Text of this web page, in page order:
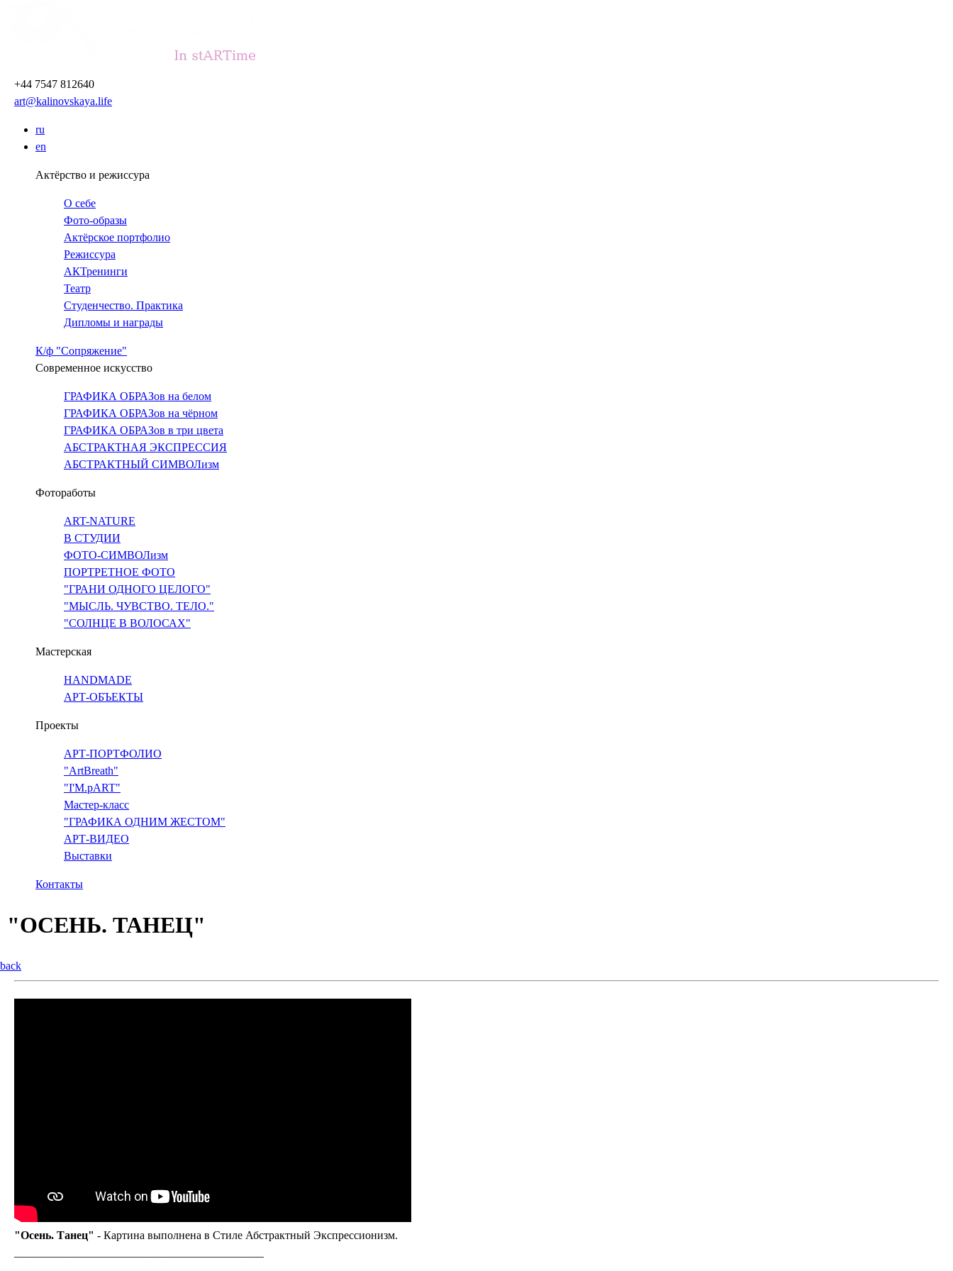
+44 7547 812640
art@kalinovskaya.life
ru
en
Актёрство и режиссура
О себе
Фото-образы
Актёрское портфолио
Режиссура
АКТренинги
Театр
Студенчество. Практика
Дипломы и награды
К/ф "Сопряжение"
Современное искусство
ГРАФИКА ОБРАЗов на белом
ГРАФИКА ОБРАЗов на чёрном
ГРАФИКА ОБРАЗов в три цвета
АБСТРАКТНАЯ ЭКСПРЕССИЯ
АБСТРАКТНЫЙ СИМВОЛизм
Фотоработы
ART-NATURE
В СТУДИИ
ФОТО-СИМВОЛизм
ПОРТРЕТНОЕ ФОТО
"ГРАНИ ОДНОГО ЦЕЛОГО"
"МЫСЛЬ. ЧУВСТВО. ТЕЛО."
"СОЛНЦЕ В ВОЛОСАХ"
Мастерская
HANDMADE
АРТ-ОБЪЕКТЫ
Проекты
АРТ-ПОРТФОЛИО
"ArtBreath"
"I'M.pART"
Мастер-класс
"ГРАФИКА ОДНИМ ЖЕСТОМ"
АРТ-ВИДЕО
Выставки
Контакты
"ОСЕНЬ. ТАНЕЦ"
back
"Осень. Танец" - Картина выполнена в Стиле Абстрактный Экспрессионизм.